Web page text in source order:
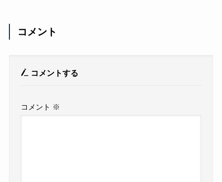
コメント
コメントする
コメント ※